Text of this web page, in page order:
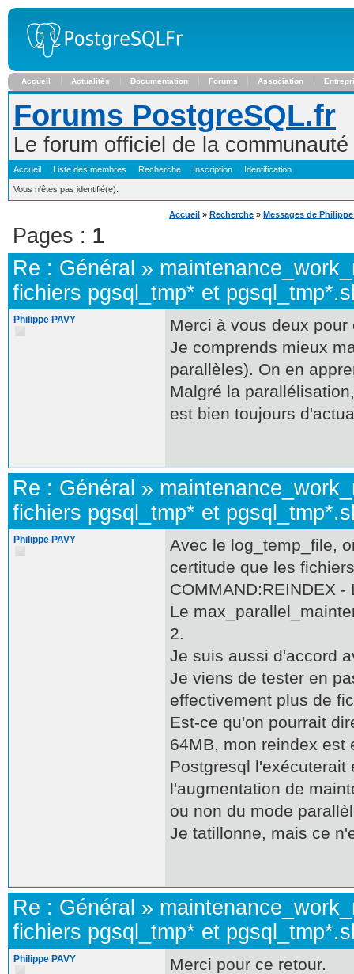
Accueil Actualités Documentation Forums Association
Forums PostgreSQL.fr
Le forum officiel de la
Accueil Liste des membres Recherche Inscription Identification
Vous n'êtes pas identifié(e).
Accueil » Recherche » Messages de Philippe
Pages : 1
Re : Général »
fichiers pgsql_tmp* et
Philippe PAVY
Merci à vous deux
Je comprends mieux
parallèles). On en
Malgré la
est bien toujours
Re : Général »
fichiers pgsql_tmp* et
Philippe PAVY
Avec le log_temp_file,
certitude que les
COMMAND:REINDEX
Le
2.
Je suis aussi d'accord
Je viens de tester en
effectivement plus de
Est-ce qu'on pourrait
64MB, mon reindex est
Postgresql l'exécuterait
l'augmentation de
ou non du mode
Je tatillonne, mais ce
Re : Général »
fichiers pgsql_tmp* et
Philippe PAVY
Merci pour ce retour.